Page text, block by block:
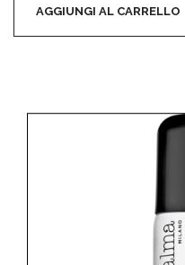
AGGIUNGI AL CARRELLO